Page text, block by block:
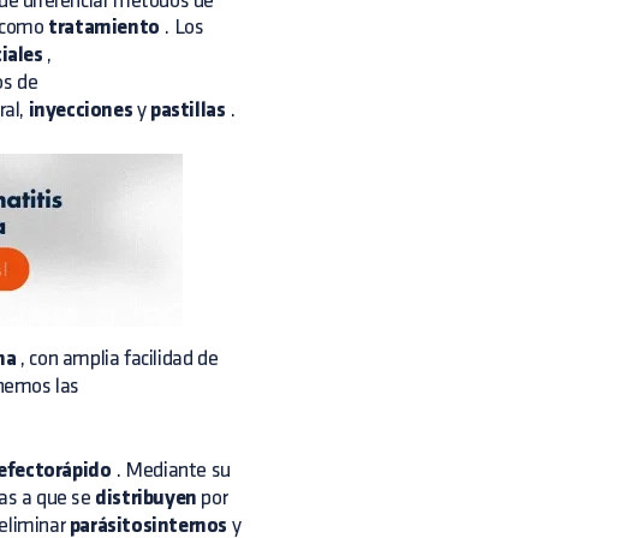
tratamiento . Los
,
de
inyecciones y pastillas .
, con amplia facilidad de
las
. Mediante su
a que se distribuyen por
parásitosinternos y